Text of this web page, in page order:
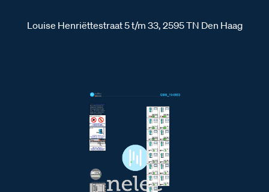
Louise Henriëttestraat 5 t/m 33, 2595 TN Den Haag